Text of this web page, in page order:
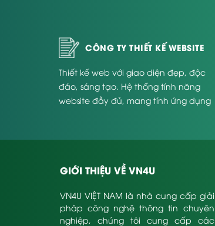
CÔNG TY THIẾT KẾ WEBSITE
Thiết kế web với giao diện đẹp, độc
đáo, sáng tạo. Hệ thống tính năng
website đầy đủ, mang tính ứng dụng
GIỚI THIỆU VỀ VN4U
VN4U VIỆT NAM là nhà cung cấp giải
pháp công nghệ thông tin chuyên
nghiệp, chúng tôi cung cấp các